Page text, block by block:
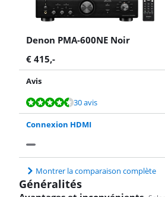
Denon PMA-600NE Noir
€ 415,-
Avis
La note est de 9,1 sur 10, basée sur 30 avis.
30 avis
La note est de 9,3 sur 10, basée sur 3 avis.
La note est de 9,6 sur 10, basée sur 8 avis.
La note est de 9,0 sur 10, basée sur 8 avis.
La note est de 9,3 sur 10, basée sur 12 avis.
Connexion HDMI
Montrer la comparaison complète
Généralités